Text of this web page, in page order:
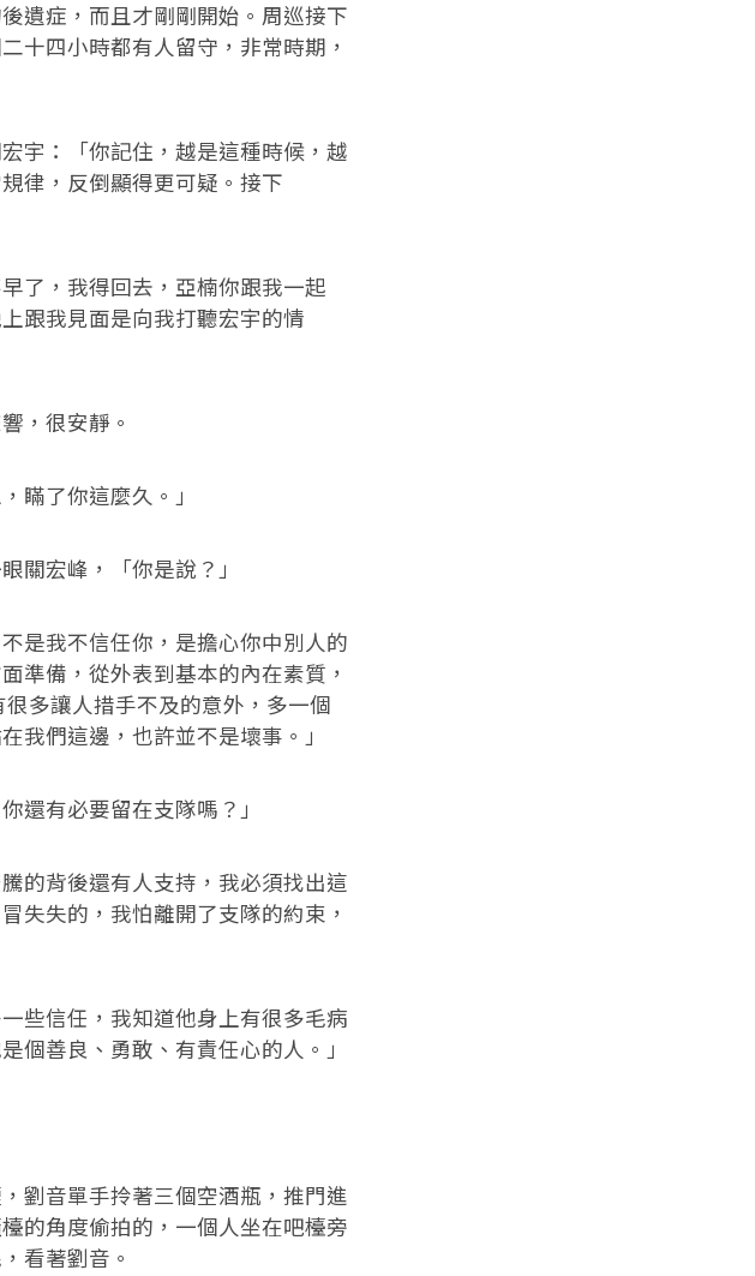
遺症，而且才剛剛開始。周巡接下
十四小時都有人留守，非常時期，
：「你記住，越是這種時候，越
律，反倒顯得更可疑。接下
，我得回去，亞楠你跟我一起
跟我見面是向我打聽宏宇的情
，很安靜。
了你這麼久。」
宏峰，「你是說？」
我不信任你，是擔心你中別人的
準備，從外表到基本的內在素質，
多讓人措手不及的意外，多一個
我們這邊，也許並不是壞事。」
有必要留在支隊嗎？」
背後還有人支持，我必須找出這
失失的，我怕離開了支隊的約束，
信任，我知道他身上有很多毛病
個善良、勇敢、有責任心的人。」
音單手拎著三個空酒瓶，推門進
的角度偷拍的，一個人坐在吧檯旁
看著劉音。